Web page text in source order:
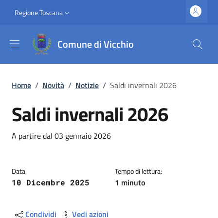
Slim top
Regione Toscana
Comune di Vicchio
Briciole di pane
Home / Novità / Notizie / Saldi invernali 2026
Saldi invernali 2026
Dettagli
Descrizione breve
A partire dal 03 gennaio 2026
Data:
10 Dicembre 2025
Tempo di lettura:
1 minuto
Condividi Vedi azioni